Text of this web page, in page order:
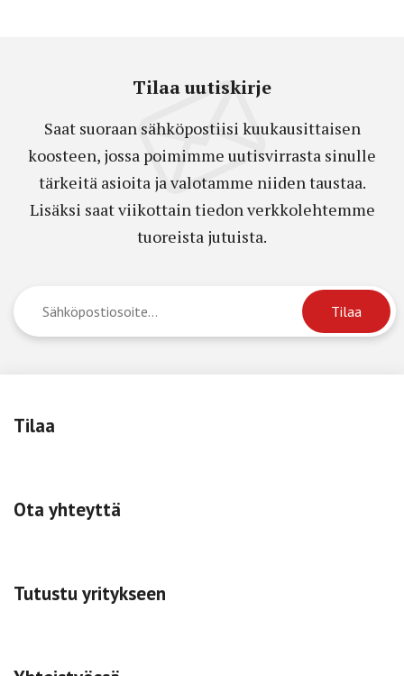
Tilaa uutiskirje
Saat suoraan sähköpostiisi kuukausittaisen
koosteen, jossa poimimme uutisvirrasta sinulle
tärkeitä asioita ja valotamme niiden taustaa.
Lisäksi saat viikottain tiedon verkkolehtemme
tuoreista jutuista.
Tilaa
Ota yhteyttä
Tutustu yritykseen